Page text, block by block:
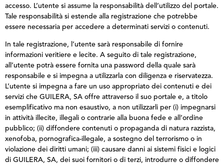
accesso. L’utente si assume la responsabilità dell’utilizzo del portale.
Tale responsabilità si estende alla registrazione che potrebbe
essere necessaria per accedere a determinati servizi o contenuti.
In tale registrazione, l’utente sarà responsabile di fornire
informazioni veritiere e lecite. A seguito di tale registrazione,
all’utente potrà essere fornita una password della quale sarà
responsabile e si impegna a utilizzarla con diligenza e riservatezza.
L’utente si impegna a fare un uso appropriato dei contenuti e dei
servizi che GUILERA, SA offre attraverso il suo portale e, a titolo
esemplificativo ma non esaustivo, a non utilizzarli per (i) impegnarsi
in attività illecite, illegali o contrarie alla buona fede e all’ordine
pubblico; (ii) diffondere contenuti o propaganda di natura razzista,
xenofoba, pornografica-illegale, a sostegno del terrorismo o in
violazione dei diritti umani; (iii) causare danni ai sistemi fisici e logici
di GUILERA, SA, dei suoi fornitori o di terzi, introdurre o diffondere